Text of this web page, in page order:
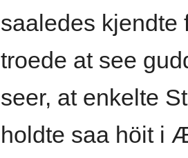
saaledes
troede at see
seer, at enkelte
holdte saa höit i